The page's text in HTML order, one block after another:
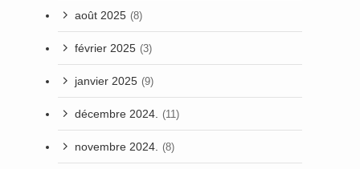
août 2025 (8)
février 2025 (3)
janvier 2025 (9)
décembre 2024. (11)
novembre 2024. (8)